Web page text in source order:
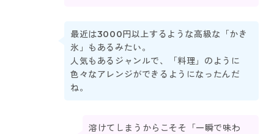
最近は3000円以上するような高級な「かき
氷」もあるみたい。
人気もあるジャンルで、「料理」のように
色々なアレンジができるようになったんだ
ね。
溶けてしまうからこそそ「一瞬で味わ